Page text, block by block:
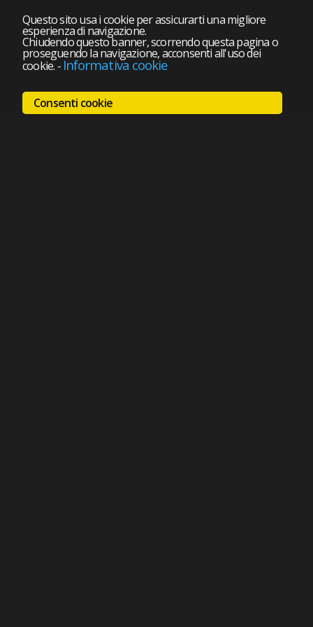
Questo sito usa i cookie per assicurarti una migliore
esperienza di navigazione.
Chiudendo questo banner, scorrendo questa pagina o
proseguendo la navigazione, acconsenti all'uso dei
cookie. - Informativa cookie
Consenti cookie